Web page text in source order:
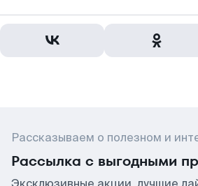
Рассказываем о полезном и
Рассылка с выгодными